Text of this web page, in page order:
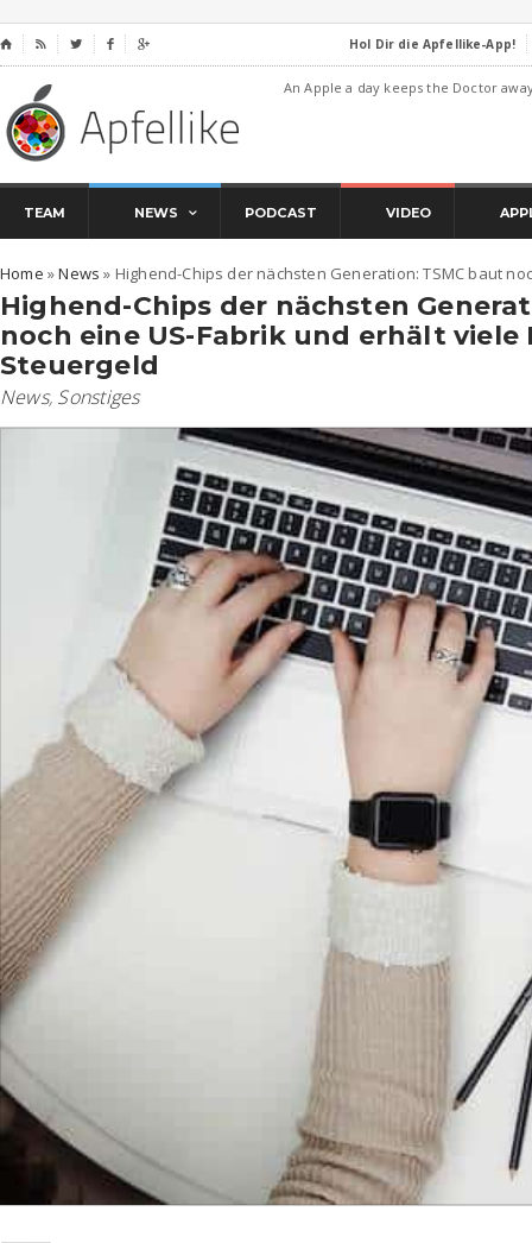
⌂     Hol Dir die Apfellike-App!
An Apple a day keeps the Doctor
TEAM NEWS PODCAST VIDEO
Home »News » Highend-Chips der nächsten Generation: TSMC baut
Highend-Chips der nächsten
noch eine US-Fabrik und erhält viele
Steuergeld
News, Sonstiges